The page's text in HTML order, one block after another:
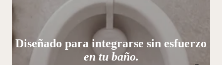
Diseñado para integrarse sin esfuerzo
en tu baño.